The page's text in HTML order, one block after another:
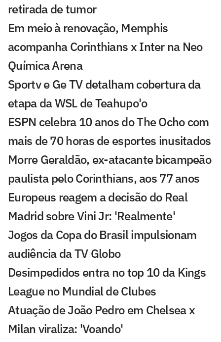
retirada de tumor
Em meio à renovação, Memphis
acompanha Corinthians x Inter na Neo
Química Arena
Sportv e Ge TV detalham cobertura da
etapa da WSL de Teahupo'o
ESPN celebra 10 anos do The Ocho com
mais de 70 horas de esportes inusitados
Morre Geraldão, ex-atacante bicampeão
paulista pelo Corinthians, aos 77 anos
Europeus reagem a decisão do Real
Madrid sobre Vini Jr: 'Realmente'
Jogos da Copa do Brasil impulsionam
audiência da TV Globo
Desimpedidos entra no top 10 da Kings
League no Mundial de Clubes
Atuação de João Pedro em Chelsea x
Milan viraliza: 'Voando'